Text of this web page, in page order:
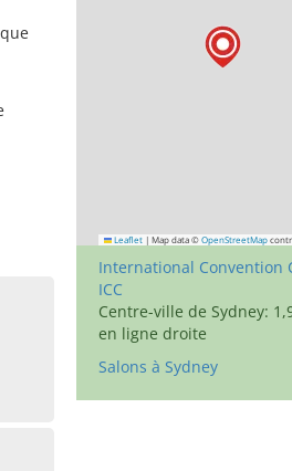
Leaflet | Map data © OpenStreetMap
International Convention
ICC
Centre-ville de Sydney:
en ligne droite
Salons à Sydney